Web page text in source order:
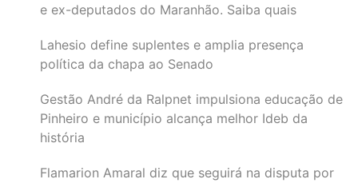
e ex-deputados do Maranhão. Saiba quais
Lahesio define suplentes e amplia presença
política da chapa ao Senado
Gestão André da Ralpnet impulsiona educação de
Pinheiro e município alcança melhor Ideb da
história
Flamarion Amaral diz que seguirá na disputa por